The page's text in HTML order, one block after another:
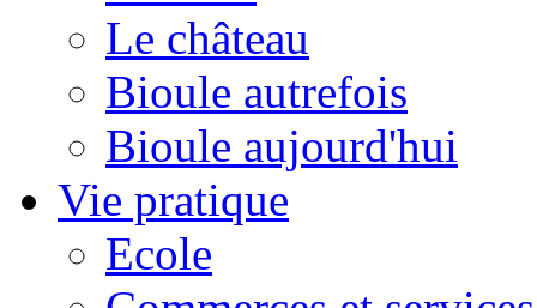
Le château
Bioule autrefois
Bioule aujourd'hui
Vie pratique
Ecole